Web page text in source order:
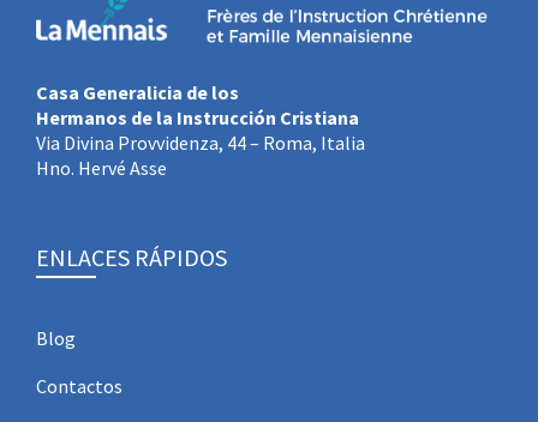
Casa Generalicia de los
Hermanos de la Instrucción Cristiana
Via Divina Provvidenza, 44 – Roma, Italia
Hno. Hervé Asse
ENLACES RÁPIDOS
Blog
Contactos